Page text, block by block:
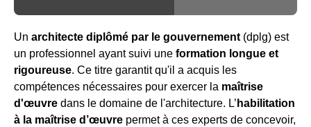
Un architecte diplômé par le gouvernement (dplg) est
un professionnel ayant suivi une formation longue et
rigoureuse. Ce titre garantit qu'il a acquis les
compétences nécessaires pour exercer la maîtrise
d'œuvre dans le domaine de l'architecture. L’ habilitation
à la maîtrise d’œuvre permet à ces experts de concevoir,